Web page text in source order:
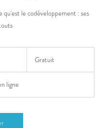
qu'est le codéveloppement : ses
Gratuit
ligne